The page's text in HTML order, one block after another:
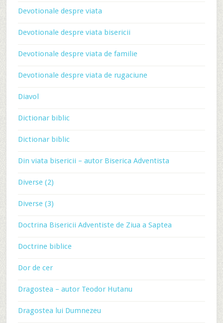
Devotionale despre viata
Devotionale despre viata bisericii
Devotionale despre viata de familie
Devotionale despre viata de rugaciune
Diavol
Dictionar biblic
Dictionar biblic
Din viata bisericii – autor Biserica Adventista
Diverse (2)
Diverse (3)
Doctrina Bisericii Adventiste de Ziua a Saptea
Doctrine biblice
Dor de cer
Dragostea – autor Teodor Hutanu
Dragostea lui Dumnezeu